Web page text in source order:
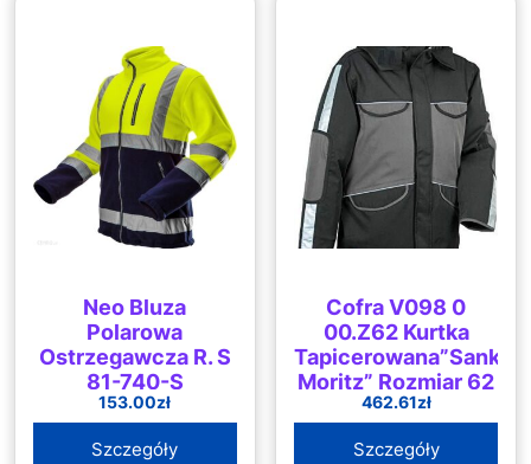
Neo Bluza
Polarowa
Ostrzegawcza R. S
81-740-S
153.00zł
Szczegóły
Cofra V098 0
00.Z62 Kurtka
Tapicerowana”Sankt
Moritz” Rozmiar 62
Czarna/Antracyt
462.61zł
Szczegóły